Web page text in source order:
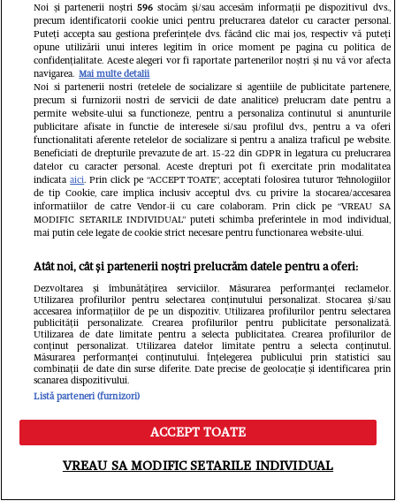
O mai știți pe Romica
Jurca, cea mai cunoscută
doamnă de la Meteo? Azi e
pensionară, o doamnă
respectată și iubită, dar stai
să vezi ce s-a aflat despre
fiul ei. Nimeni, dar nimeni
nu s-ar fi așteptat la asta.
Păcat!
care
cu atât
Tânăr,
viața
să o
inima
Unica
Meniu Caută
Noi și partenerii noștri 596stocăm și/sau accesăm informații pe dispozitivul dvs.,
precum identificatorii cookie unici pentru prelucrarea datelor cu caracter personal.
Puteți accepta sau gestiona preferințele dvs. făcând clic mai jos, respectiv vă puteți
opune utilizării unui interes legitim în orice moment pe pagina cu politica de
confidențialitate. Aceste alegeri vor fi raportate partenerilor noștri și nu vă vor afecta
navigarea. Mai multe detalii
Noi si partenerii nostri (retelele de socializare si agentiile de publicitate partenere,
precum si furnizorii nostri de servicii de date analitice) prelucram date pentru a
permite website-ului sa functioneze, pentru a personaliza continutul si anunturile
publicitare afisate in functie de interesele si/sau profilul dvs., pentru a va oferi
functionalitati aferente retelelor de socializare si pentru a analiza traficul pe website.
Beneficiati de drepturile prevazute de art. 15-22 din GDPR in legatura cu prelucrarea
datelor cu caracter personal. Aceste drepturi pot fi exercitate prin modalitatea
indicataaici. Prin click pe “ACCEPT TOATE”, acceptati folosirea tuturor Tehnologiilor
de tip Cookie, care implica inclusiv acceptul dvs. cu privire la stocarea/accesarea
informatiilor de catre Vendor-ii cu care colaboram. Prin click pe “VREAU SA
MODIFIC SETARILE INDIVIDUAL” puteti schimba preferintele in mod individual,
mai putin cele legate de cookie strict necesare pentru functionarea website-ului.
Atât noi, cât și partenerii noștri prelucrăm datele pentru a oferi:
Dezvoltarea și îmbunătățirea serviciilor. Măsurarea performanței reclamelor.
Utilizarea profilurilor pentru selectarea conținutului personalizat. Stocarea și/sau
accesarea informațiilor de pe un dispozitiv. Utilizarea profilurilor pentru selectarea
publicității personalizate. Crearea profilurilor pentru publicitate personalizată.
Utilizarea de date limitate pentru a selecta publicitatea. Crearea profilurilor de
conținut personalizat. Utilizarea datelor limitate pentru a selecta conținutul.
Măsurarea performanței conținutului. Înțelegerea publicului prin statistici sau
combinații de date din surse diferite. Date precise de geolocație și identificarea prin
scanarea dispozitivului.
Listă parteneri (furnizori)
ACCEPT TOATE
VREAU SA MODIFIC SETARILE INDIVIDUAL